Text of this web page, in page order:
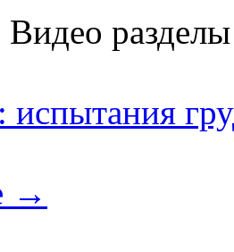
испытания
→